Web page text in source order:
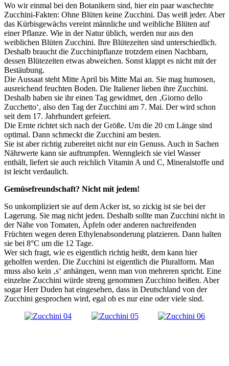
Wo wir einmal bei den Botanikern sind, hier ein paar waschechte
Zucchini-Fakten: Ohne Blüten keine Zucchini. Das weiß jeder. Aber
das Kürbisgewächs vereint männliche und weibliche Blüten auf
einer Pflanze. Wie in der Natur üblich, werden nur aus den
weiblichen Blüten Zucchini. Ihre Blütezeiten sind unterschiedlich.
Deshalb braucht die Zucchinipflanze trotzdem einen Nachbarn,
dessen Blütezeiten etwas abweichen. Sonst klappt es nicht mit der
Bestäubung.
Die Aussaat steht Mitte April bis Mitte Mai an. Sie mag humosen,
ausreichend feuchten Boden. Die Italiener lieben ihre Zucchini.
Deshalb haben sie ihr einen Tag gewidmet, den ‚Giorno dello
Zucchetto‘, also den Tag der Zucchini am 7. Mai. Der wird schon
seit dem 17. Jahrhundert gefeiert.
Die Ernte richtet sich nach der Größe. Um die 20 cm Länge sind
optimal. Dann schmeckt die Zucchini am besten.
Sie ist aber richtig zubereitet nicht nur ein Genuss. Auch in Sachen
Nährwerte kann sie auftrumpfen. Wenngleich sie viel Wasser
enthält, liefert sie auch reichlich Vitamin A und C, Mineralstoffe und
ist leicht verdaulich.
Gemüsefreundschaft? Nicht mit jedem!
So unkompliziert sie auf dem Acker ist, so zickig ist sie bei der
Lagerung. Sie mag nicht jeden. Deshalb sollte man Zucchini nicht in
der Nähe von Tomaten, Äpfeln oder anderen nachreifenden
Früchten wegen deren Ethylenabsonderung platzieren. Dann halten
sie bei 8°C um die 12 Tage.
Wer sich fragt, wie es eigentlich richtig heißt, dem kann hier
geholfen werden. Die Zucchini ist eigentlich die Pluralform. Man
muss also kein ‚s‘ anhängen, wenn man von mehreren spricht. Eine
einzelne Zucchini würde streng genommen Zucchino heißen. Aber
sogar Herr Duden hat eingesehen, dass in Deutschland von der
Zucchini gesprochen wird, egal ob es nur eine oder viele sind.